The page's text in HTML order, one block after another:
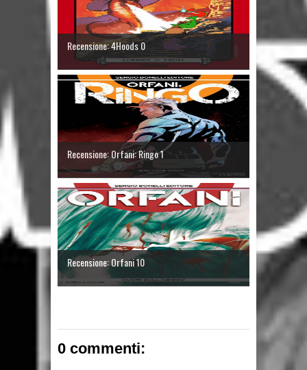
Recensione: 4Hoods 0
Recensione: Orfani: Ringo 1
Recensione: Orfani 10
0 commenti: